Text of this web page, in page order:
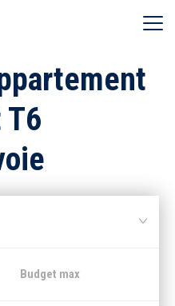
Ouvrir le menu